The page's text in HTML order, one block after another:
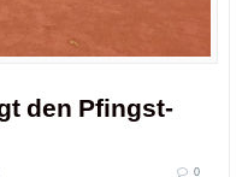
den Pfingst-
0